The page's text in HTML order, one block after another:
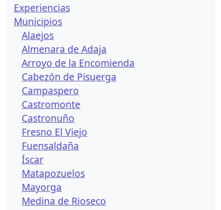
Experiencias
Municipios
Alaejos
Almenara de Adaja
Arroyo de la Encomienda
Cabezón de Pisuerga
Campaspero
Castromonte
Castronuño
Fresno El Viejo
Fuensaldaña
Íscar
Matapozuelos
Mayorga
Medina de Rioseco